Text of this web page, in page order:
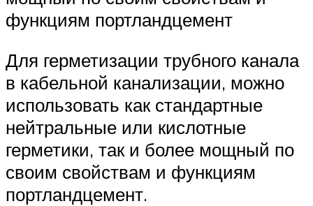
функциям портландцемент
Для герметизации трубного канала
в кабельной канализации, можно
использовать как стандартные
нейтральные или кислотные
герметики, так и более мощный по
своим свойствам и функциям
портландцемент.